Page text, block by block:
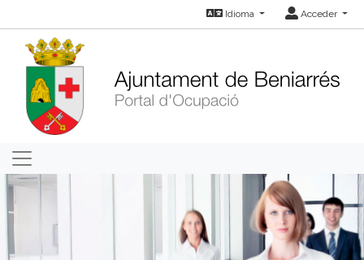
Idioma Acceder